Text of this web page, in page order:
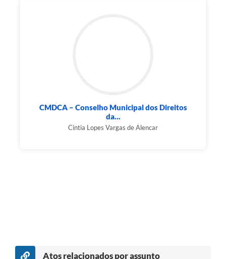
CMDCA – Conselho Municipal dos Direitos
da...
Cintia Lopes Vargas de Alencar
Atos relacionados por assunto